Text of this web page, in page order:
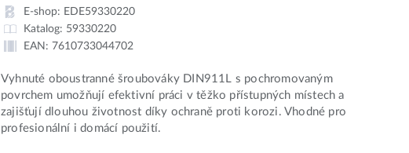
E-shop: EDE59330220
Katalog: 59330220
EAN: 7610733044702
Vyhnuté oboustranné šroubováky DIN911L s pochromovaným
povrchem umožňují efektivní práci v těžko přístupných místech a
zajišťují dlouhou životnost díky ochraně proti korozi. Vhodné pro
profesionální i domácí použití.